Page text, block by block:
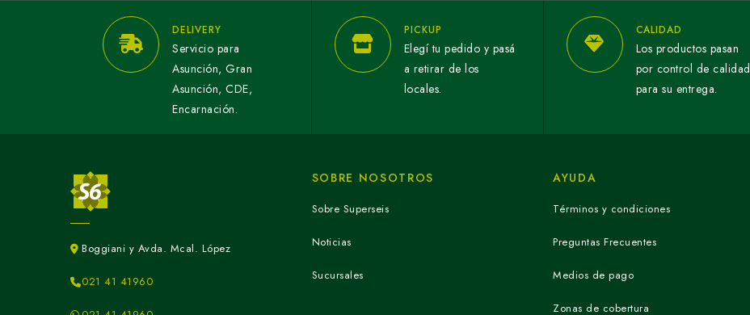
DELIVERY
Servicio para
Asunción, Gran
Asunción, CDE,
Encarnación.
PICKUP
Elegí tu pedido y pasá
a retirar de los
locales.
CALIDAD
Los productos pasan
por control de calidad
para su entrega.
Boggiani y Avda. Mcal. López
021 41 41960
SOBRE NOSOTROS
Sobre Superseis
Noticias
Sucursales
AYUDA
Términos y condiciones
Preguntas Frecuentes
Medios de pago
Zonas de cobertura